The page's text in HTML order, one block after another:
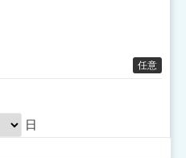
任意
日